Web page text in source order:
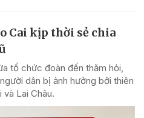
Cai kịp thời sẻ chia
tổ chức đoàn đến thăm hỏi,
dân bị ảnh hưởng bởi thiên
và Lai Châu.